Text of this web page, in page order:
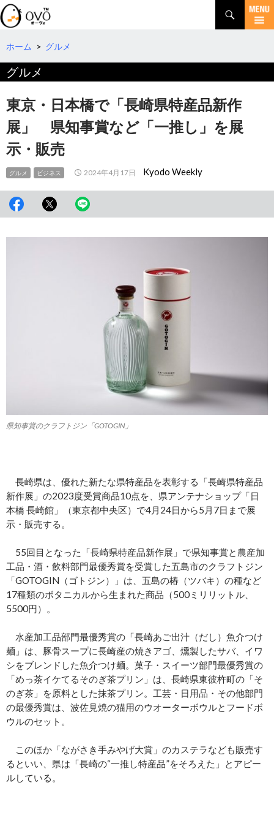
検
索
コ
テ
ツ
へ
移
動
ホーム > グルメ
グルメ
東京・日本橋で「長崎県特産品新作
展」 県知事賞など「一推し」を展
示・販売
グルメ ビジネス 2024年4月17日 Kyodo Weekly
県知事賞のクラフトジン「GOTOGIN」
長崎県は、優れた新たな県特産品を表彰する「長崎県特産品
新作展」の2023度受賞商品10点を、県アンテナショップ「日
本橋 長崎館」（東京都中央区）で4月24日から5月7日まで展
示・販売する。
55回目となった「長崎県特産品新作展」で県知事賞と農産加
工品・酒・飲料部門最優秀賞を受賞した五島市のクラフトジン
「GOTOGIN（ゴトジン）」は、五島の椿（ツバキ）の種など
17種類のボタニカルから生まれた商品（500ミリリットル、
5500円）。
水産加工品部門最優秀賞の「長崎あご出汁（だし）魚介つけ
麺」は、豚骨スープに長崎産の焼きアゴ、燻製したサバ、イワ
シをブレンドした魚介つけ麺。菓子・スイーツ部門最優秀賞の
「めっ茶イケてるそのぎ茶プリン」は、長崎県東彼杵町の「そ
のぎ茶」を原料とした抹茶プリン。工芸・日用品・その他部門
の最優秀賞は、波佐見焼の猫用のウオーターボウルとフードボ
ウルのセット。
このほか「ながさき手みやげ大賞」のカステラなども販売す
るといい、県は「長崎の“一推し特産品”をそろえた」とアピー
ルしている。